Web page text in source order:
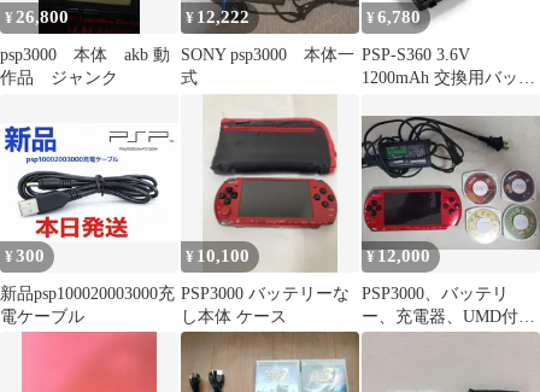
¥26,800
psp3000 本体 akb 動
作品 ジャンク
¥ 12,222
SONY psp3000 本体一
式
¥ 6,780
PSP-S360 3.6V
1200mAh 交換用バッテ
¥300
新品psp100020003000充
電ケーブル
¥ 10,100
PSP3000 バッテリーな
し本体 ケース
¥12,000
PSP3000、バッテリ
ー、充電器、UMD付き
動作確認できました。